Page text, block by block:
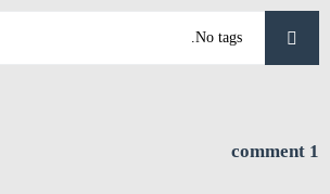
No tags.
1 comment